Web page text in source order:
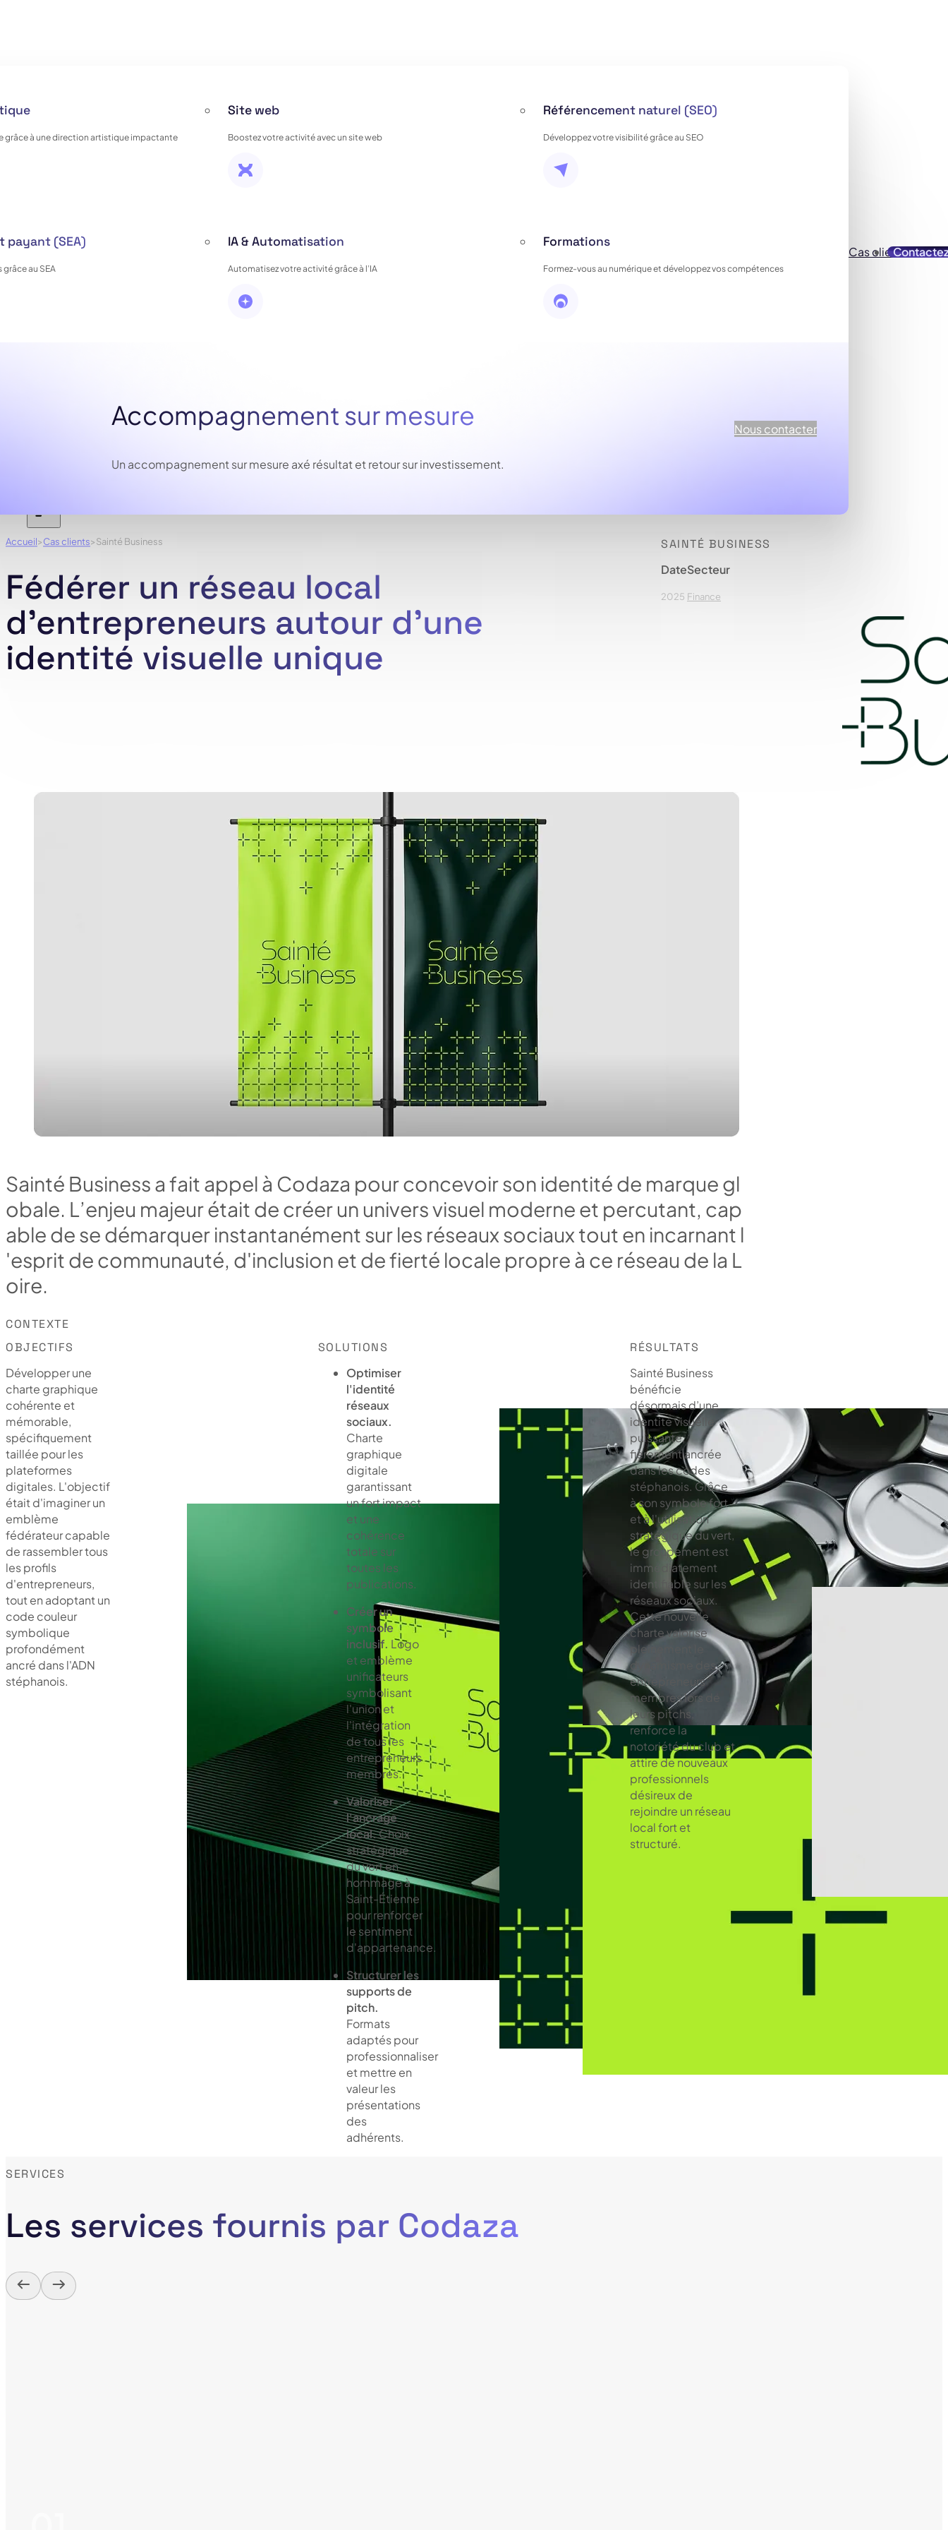
grâce à une direction artistique impactante
Site web
Boostez votre activité avec un site web
Référencement naturel (SEO)
Développez votre visibilité grâce au SEO
payant (SEA)
au SEA
IA & Automatisation
Automatisez votre activité grâce à l’IA
Formations
Formez-vous au numérique et développez vos compétences
Accompagnement sur mesure
Un accompagnement sur mesure axé résultat et retour sur investissement.
Nous contacter
Cas clients
Accueil Cas clients Sainté Business
Fédérer un réseau local
d'entrepreneurs autour d'une
identité visuelle unique
SAINTÉ BUSINESS
Date
2025
Secteur
Finance
Sainté Business a fait appel à Codaza pourconcevoirson identité de marque gl
obale. L’enjeu majeurétait de créer un universvisuel moderne et percutant, cap
able de se démarquer instantanément sur les réseaux sociaux tout en incarnant l
'esprit de communauté, d'inclusion et defierté locale propre à ce réseau de la L
oire.
CONTEXTE
OBJECTIFS
Développer une
charte graphique
cohérente et
mémorable,
spécifiquement
taillée pour les
plateformes
digitales. L'objectif
était d'imaginer un
emblème
fédérateur capable
de rassembler tous
les profils
d'entrepreneurs,
tout en adoptant un
code couleur
symbolique
profondément
ancré dans l'ADN
stéphanois.
SOLUTIONS
Optimiser
l'identité
réseaux
sociaux.
Charte
graphique
digitale
garantissant
un fort impact
et une
cohérence
totale sur
toutes les
publications.
Créer un
symbole
inclusif. Logo
et emblème
unificateurs
symbolisant
l'union et
l'intégration
de tous les
entrepreneurs
membres.
Valoriser
l'ancrage
local.Choix
stratégique
du vert en
hommage à
Saint-Étienne
pour renforcer
le sentiment
d'appartenance.
Structurer les
supports de
pitch.
Formats
adaptés pour
professionnaliser
et mettre en
valeur les
présentations
des
adhérents.
RÉSULTATS
Sainté Business
bénéficie
désormais d’une
identité visuelle
puissante,
fièrement ancrée
dans les codes
stéphanois. Grâce
à son symbole fort
et à l'utilisation
stratégique du vert,
le groupement est
immédiatement
identifiable sur les
réseaux sociaux.
Cette nouvelle
charte valorise
pleinement le
dynamisme des
entrepreneurs
membres lors de
leurs pitchs,
renforce la
notoriété du club et
attire de nouveaux
professionnels
désireux de
rejoindre un réseau
local fort et
structuré.
Les services fournis par Codaza
SERVICES